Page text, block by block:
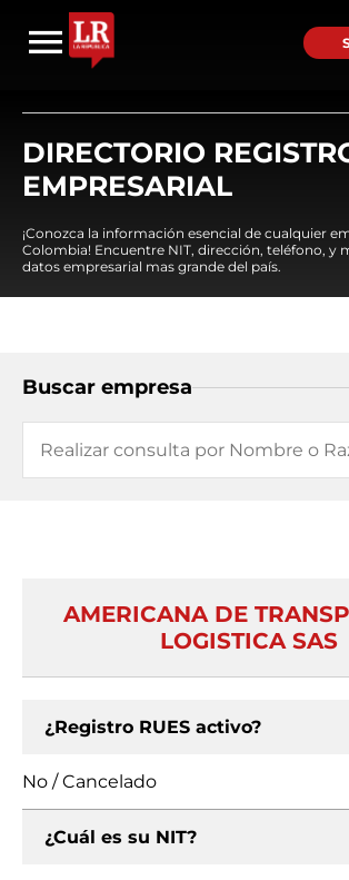
DIRECTORIO
EMPRESARIAL
¡Conozca la información esencial de cualquier
Colombia! Encuentre NIT, dirección, teléfono, y
datos empresarial mas grande del país.
Buscar empresa
AMERICANA DE
LOGISTICA SAS
¿Registro RUES activo?
No / Cancelado
¿Cuál es su NIT?